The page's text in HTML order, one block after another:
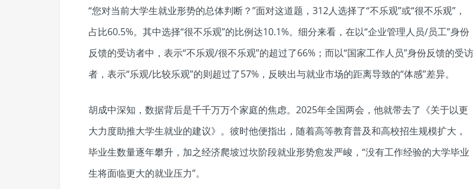
“您对当前大学生就业形势的总体判断？”面对这道题，312人选择了“不乐观”或“很不乐观”，
占比60.5%。其中选择“很不乐观”的比例达10.1%。细分来看，在以“企业管理人员/员工”身份
反馈的受访者中，表示“不乐观/很不乐观”的超过了66%；而以“国家工作人员”身份反馈的受访
者，表示“乐观/比较乐观”的则超过了57%，反映出与就业市场的距离导致的“体感”差异。
胡成中深知，数据背后是千千万万个家庭的焦虑。2025年全国两会，他就带去了《关于以更
大力度助推大学生就业的建议》。彼时他便指出，随着高等教育普及和高校招生规模扩大，
毕业生数量逐年攀升，加之经济爬坡过坎阶段就业形势愈发严峻，“没有工作经验的大学毕业
生将面临更大的就业压力”。